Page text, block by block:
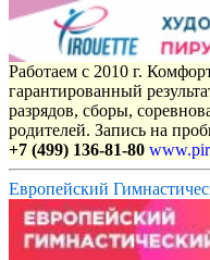
Работаем с 2010 г.
гарантированный
разрядов, сборы,
родителей. Запись на
+7 (499) 136-81-80
Европейский